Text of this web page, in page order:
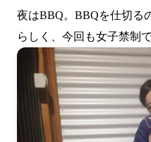
夜はBBQ。BBQを仕切る
らしく、今回も女子禁制